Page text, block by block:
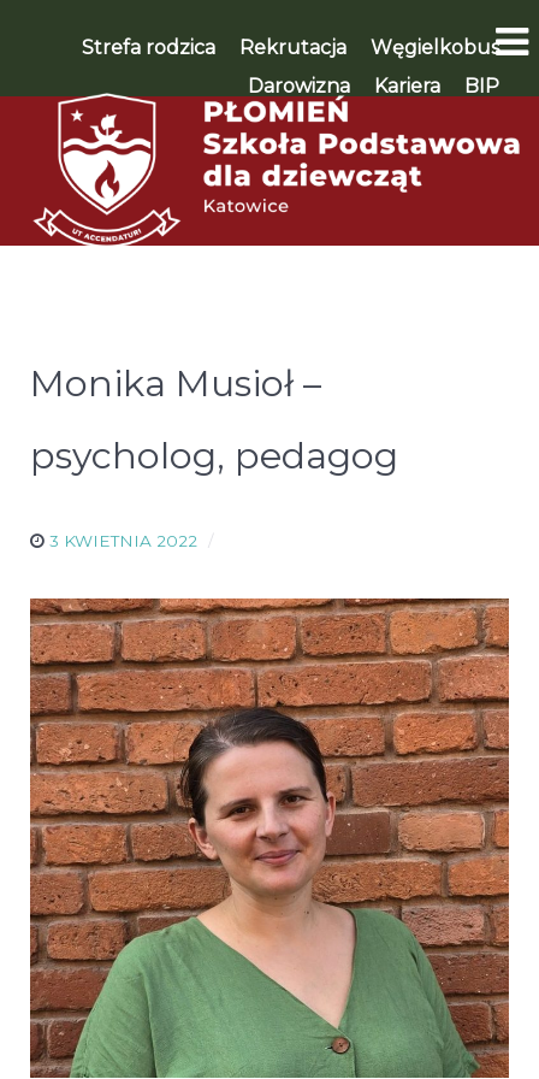
Strefa rodzica Rekrutacja
Węgielkobus
Darowizna
Kariera BIP
WSPIERAM 🡪
Monika Musioł –
psycholog, pedagog
3 KWIETNIA 2022